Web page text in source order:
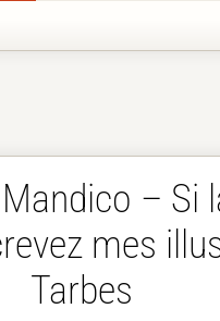
– Si
mes
Tarbes